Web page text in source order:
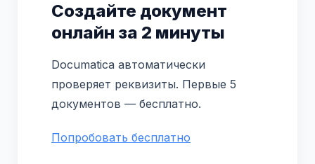
Создайте документ
онлайн за 2 минуты
Documatica автоматически
проверяет реквизиты. Первые 5
документов — бесплатно.
Попробовать бесплатно